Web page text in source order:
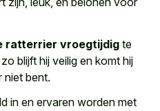
ratterrier vroegtijdig te
blijft hij veilig en komt hij
niet bent.
in en ervaren worden met